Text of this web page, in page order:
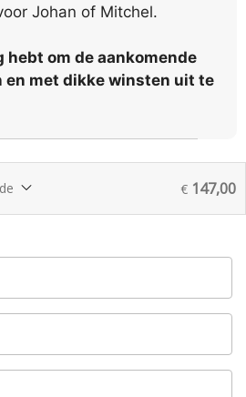
€ 147,00
Johan of Mitchel.
hebt om de aankomende
en met dikke winsten uit te